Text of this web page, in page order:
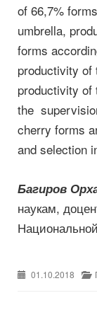
of 66,7%
umbrella,
forms
productivity of
productivity of
the
cherry forms
and selection
Багиров
наукам,
01.10.2018